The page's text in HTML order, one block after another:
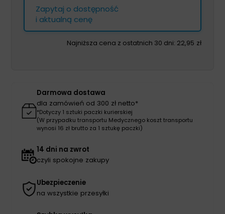
Zapytaj o dostępność
i aktualną cenę
Najniższa cena z ostatnich 30 dni: 22,95 zł
Darmowa dostawa
dla zamówień od 300 zł netto*
*Dotyczy 1 sztuki paczki kurierskiej
(W przypadku transportu Medycznego koszt transportu
wynosi 16 zł brutto za 1 sztukę paczki)
14 dni na zwrot
czyli spokojne zakupy
Ubezpieczenie
na wszystkie przesyłki